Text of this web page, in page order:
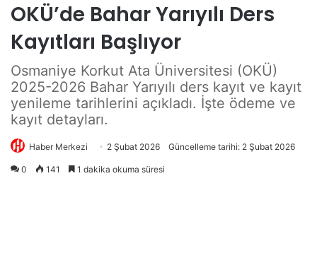
OKÜ’de Bahar Yarıyılı Ders
Kayıtları Başlıyor
Osmaniye Korkut Ata Üniversitesi (OKÜ)
2025-2026 Bahar Yarıyılı ders kayıt ve kayıt
yenileme tarihlerini açıkladı. İşte ödeme ve
kayıt detayları.
Haber Merkezi 2 Şubat 2026 Güncelleme tarihi: 2 Şubat 2026
0 141 1 dakika okuma süresi